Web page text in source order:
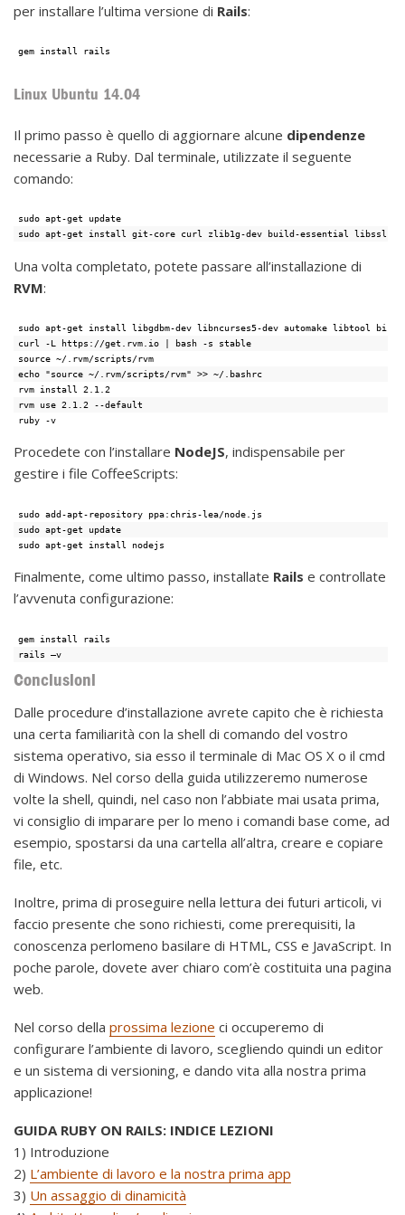
per installare l’ultima versione di Rails:
gem install rails
Linux Ubuntu 14.04
Il primo passo è quello di aggiornare alcune dipendenze
necessarie a Ruby. Dal terminale, utilizzate il seguente
comando:
sudo apt-get update
sudo apt-get install git-core curl zlib1g-dev build-essential libssl-
Una volta completato, potete passare all’installazione di
RVM:
sudo apt-get install libgdbm-dev libncurses5-dev automake libtool
curl -L https://get.rvm.io | bash -s stable
source ~/.rvm/scripts/rvm
echo "source ~/.rvm/scripts/rvm" >> ~/.bashrc
rvm install 2.1.2
rvm use 2.1.2 --default
ruby -v
Procedete con l’installare NodeJS, indispensabile per
gestire i file CoffeeScripts:
sudo add-apt-repository ppa:chris-lea/node.js
sudo apt-get update
sudo apt-get install nodejs
Finalmente, come ultimo passo, installate Rails e controllate
l’avvenuta configurazione:
gem install rails
rails –v
Conclusioni
Dalle procedure d’installazione avrete capito che è richiesta
una certa familiarità con la shell di comando del vostro
sistema operativo, sia esso il terminale di Mac OS X o il cmd
di Windows. Nel corso della guida utilizzeremo numerose
volte la shell, quindi, nel caso non l’abbiate mai usata prima,
vi consiglio di imparare per lo meno i comandi base come, ad
esempio, spostarsi da una cartella all’altra, creare e copiare
file, etc.
Inoltre, prima di proseguire nella lettura dei futuri articoli, vi
faccio presente che sono richiesti, come prerequisiti, la
conoscenza perlomeno basilare di HTML, CSS e JavaScript. In
poche parole, dovete aver chiaro com’è costituita una pagina
web.
Nel corso della prossima lezione ci occuperemo di
configurare l’ambiente di lavoro, scegliendo quindi un editor
e un sistema di versioning, e dando vita alla nostra prima
applicazione!
GUIDA RUBY ON RAILS: INDICE LEZIONI
1) Introduzione
2) L’ambiente di lavoro e la nostra prima app
3) Un assaggio di dinamicità